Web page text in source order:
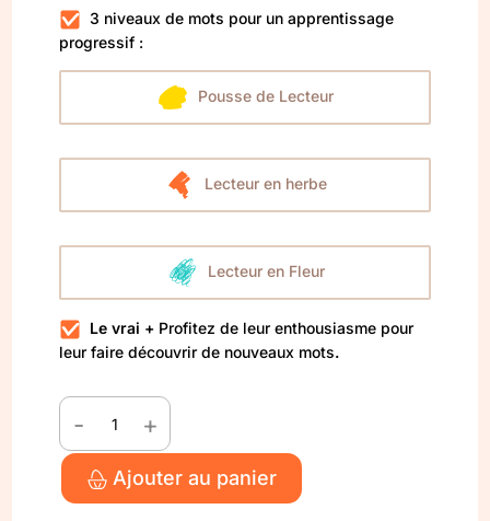
3 niveaux de mots pour un apprentissage
progressif :
Pousse de Lecteur
Lecteur en herbe
Lecteur en Fleur
Le vrai +Profitez de leur enthousiasme pour
leur faire découvrir de nouveaux mots.
quantité
Noël
- +
Ajouter au panier